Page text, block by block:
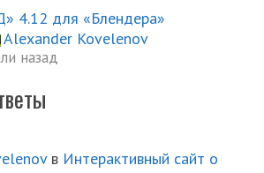
4.12 для «Блендера»
Alexander Kovelenov
назад
в Интерактивный сайт о